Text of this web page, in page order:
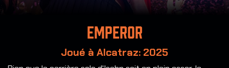
Emperor
Joué à Alcatraz: 2025